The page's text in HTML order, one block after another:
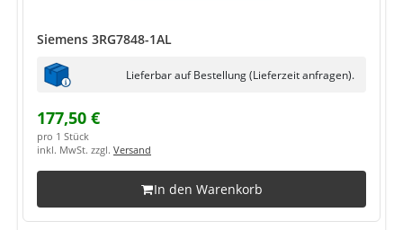
Siemens 3RG7848-1AL
Lieferbar auf Bestellung (Lieferzeit anfragen).
177,50 €
pro 1 Stück
inkl. MwSt. zzgl. Versand
In den Warenkorb